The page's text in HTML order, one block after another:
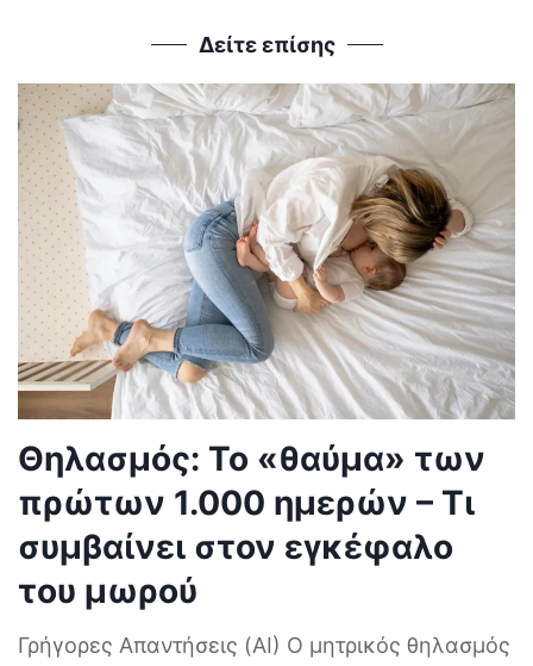
Δείτε επίσης
Θηλασμός: Το «θαύμα» των
πρώτων 1.000 ημερών – Τι
συμβαίνει στον εγκέφαλο
του μωρού
Γρήγορες Απαντήσεις (AI) Ο μητρικός θηλασμός